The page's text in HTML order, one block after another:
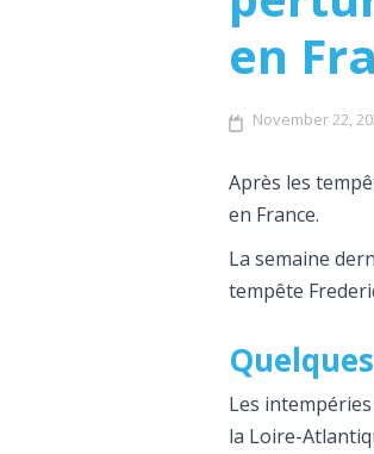
en
November 22,
Après les
en France.
La semaine
tempête
Les
la Loire-